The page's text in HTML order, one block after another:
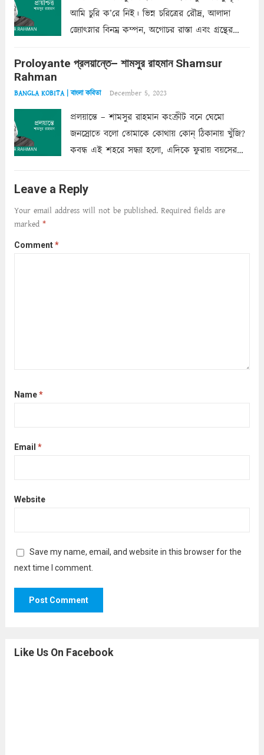
আমি চুরি ক’রে নিই। ভিন্ন চরিত্রের রৌদ্র, আলাদা
জ্যোৎস্নার বিনম্র কম্পন, অগোচর রাস্তা এবং গ্রন্থের
ছায়াচ্ছন্ন মোহন মিথুন মূর্তি, লোপামুদ্রা ভীষণ বিব্রত
Proloyante প্রলয়ান্তে– শামসুর রাহমান Shamsur
Rahman
BANGLA KOBITA | বাংলা কবিতা December 5, 2023
প্রলয়ান্তে – শামসুর রাহমান কংক্রীট বনে ঘেমো
জনস্রোতে বলো তোমাকে কোথায় কোন্‌ ঠিকানায় খুঁজি?
কবন্ধ এই শহরে সন্ধ্যা হলো, এদিকে ফুরায় বয়সের
আমার শরীরে সখ্য গড়ে, তোমার গহন ঊর্মিল যৌবন
আনে আশ্বন...
Leave a Reply
Your email address will not be published. Required fields are
marked *
Comment*
Name*
Email *
Website
Save my name, email, and website in this browser for the
next time I comment.
Like Us On Facebook